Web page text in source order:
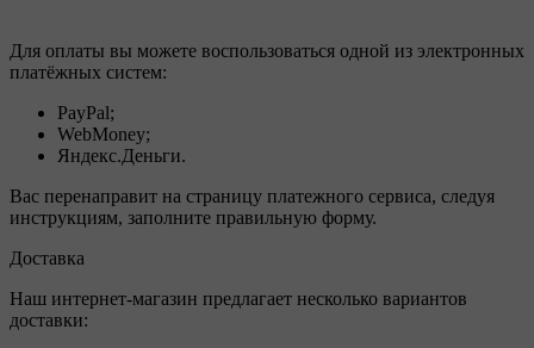
Для оплаты вы можете воспользоваться одной из электронных
платёжных систем:
PayPal;
WebMoney;
Яндекс.Деньги.
Вас перенаправит на страницу платежного сервиса, следуя
инструкциям, заполните правильную форму.
Доставка
Наш интернет-магазин предлагает несколько вариантов
доставки: